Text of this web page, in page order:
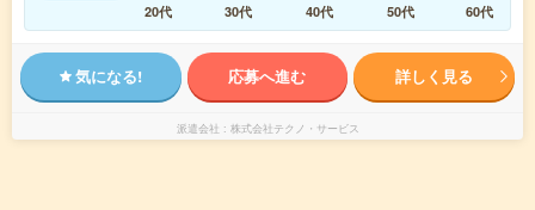
20代
30代 40代 50代 60代
気になる! 応募へ進む 詳しく見る
派遣会社 株式会社テクノ・サービス